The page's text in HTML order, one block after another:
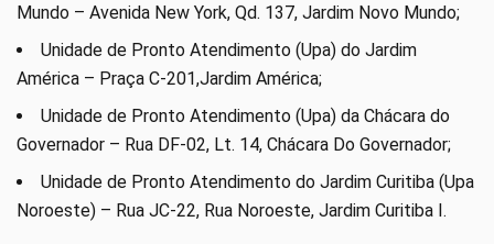
Mundo – Avenida New York, Qd. 137, Jardim Novo Mundo;
Unidade de Pronto Atendimento (Upa) do Jardim
América – Praça C-201,Jardim América;
Unidade de Pronto Atendimento (Upa) da Chácara do
Governador – Rua DF-02, Lt. 14, Chácara Do Governador;
Unidade de Pronto Atendimento do Jardim Curitiba (Upa
Noroeste) – Rua JC-22, Rua Noroeste, Jardim Curitiba I.